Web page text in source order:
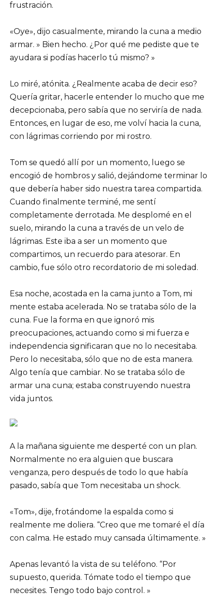
frustración.
«Oye», dijo casualmente, mirando la cuna a medio
armar. » Bien hecho. ¿Por qué me pediste que te
ayudara si podías hacerlo tú mismo? »
Lo miré, atónita. ¿Realmente acaba de decir eso?
Quería gritar, hacerle entender lo mucho que me
decepcionaba, pero sabía que no serviría de nada.
Entonces, en lugar de eso, me volví hacia la cuna,
con lágrimas corriendo por mi rostro.
Tom se quedó allí por un momento, luego se
encogió de hombros y salió, dejándome terminar lo
que debería haber sido nuestra tarea compartida.
Cuando finalmente terminé, me sentí
completamente derrotada. Me desplomé en el
suelo, mirando la cuna a través de un velo de
lágrimas. Este iba a ser un momento que
compartimos, un recuerdo para atesorar. En
cambio, fue sólo otro recordatorio de mi soledad.
Esa noche, acostada en la cama junto a Tom, mi
mente estaba acelerada. No se trataba sólo de la
cuna. Fue la forma en que ignoró mis
preocupaciones, actuando como si mi fuerza e
independencia significaran que no lo necesitaba.
Pero lo necesitaba, sólo que no de esta manera.
Algo tenía que cambiar. No se trataba sólo de
armar una cuna; estaba construyendo nuestra
vida juntos.
A la mañana siguiente me desperté con un plan.
Normalmente no era alguien que buscara
venganza, pero después de todo lo que había
pasado, sabía que Tom necesitaba un shock.
«Tom», dije, frotándome la espalda como si
realmente me doliera. “Creo que me tomaré el día
con calma. He estado muy cansada últimamente. »
Apenas levantó la vista de su teléfono. “Por
supuesto, querida. Tómate todo el tiempo que
necesites. Tengo todo bajo control. »